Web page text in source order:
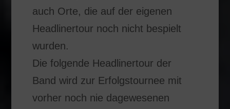
auch Orte, die auf der eigenen
Headlinertour noch nicht bespielt
wurden.
Die folgende Headlinertour der
Band wird zur Erfolgstournee mit
vorher noch nie dagewesenen